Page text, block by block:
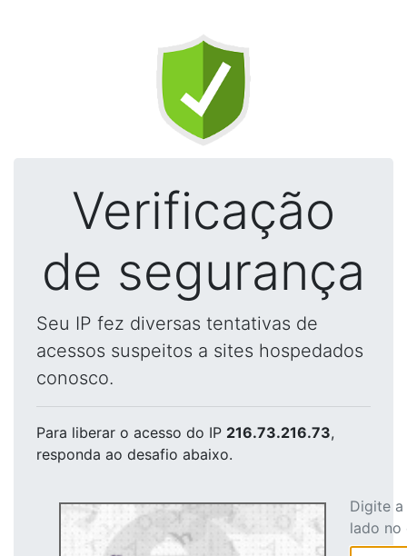
Verificação
de segurança
Seu IP fez diversas tentativas de
acessos suspeitos a sites hospedados
conosco.
Para liberar o acesso do IP 216.73.216.73,
responda ao desafio abaixo.
Digite
lado no